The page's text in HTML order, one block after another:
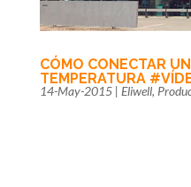
CÓMO CONECTAR
TEMPERATURA
14-May-2015| Eliwell,